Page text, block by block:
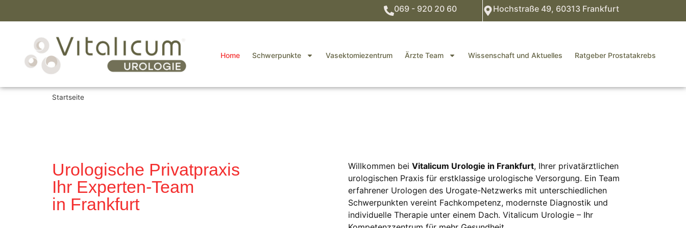
069 - 920 20 60 Hochstraße 49, 60313 Frankfurt
Home Schwerpunkte Vasektomiezentrum Ärzte Team Wissenschaft und Aktuelles Ratgeber Prostatakrebs
Startseite
Urologische Privatpraxis
Ihr Experten-Team
in Frankfurt
Willkommen bei Vitalicum Urologie in Frankfurt, Ihrer privatärztlichen
urologischen Praxis für erstklassige urologische Versorgung. Ein Team
erfahrener Urologen des Urogate-Netzwerks mit unterschiedlichen
Schwerpunkten vereint Fachkompetenz, modernste Diagnostik und
individuelle Therapie unter einem Dach. Vitalicum Urologie – Ihr